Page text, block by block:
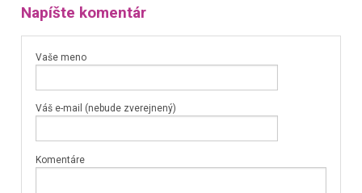
Napíšte komentár
Vaše meno
Váš e-mail (nebude zverejnený)
Komentáre